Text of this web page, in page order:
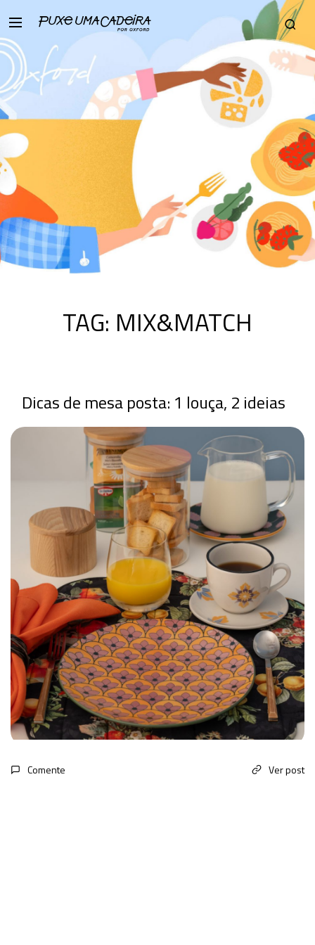
TAG: MIX&MATCH
Dicas de mesa posta: 1 louça, 2 ideias
Comente Ver post